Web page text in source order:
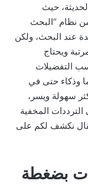
حيث
نظام “البحث
عند البحث، ولكن
ويحتاج
التفضيلات
وذكاء حتى في
سهولة ويسر،
المخفية
نكشف لكم على
بضغطة